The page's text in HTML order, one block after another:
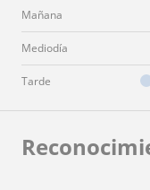
Mañana
Mediodía
Tarde